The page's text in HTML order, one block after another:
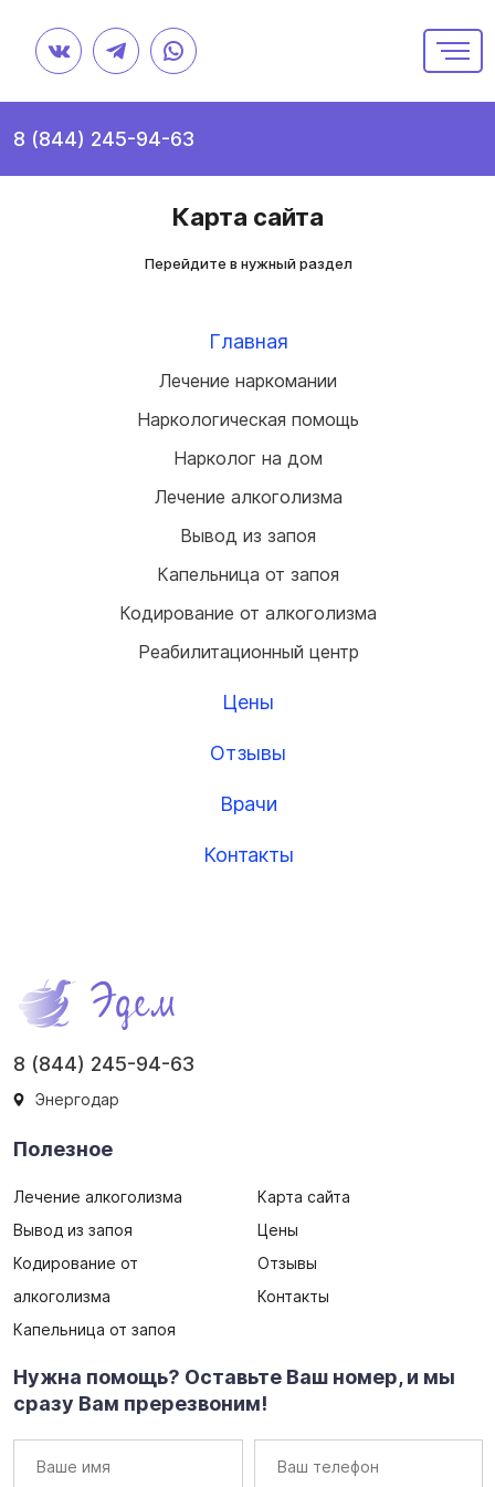
8 (844) 245-94-63
Карта сайта
Перейдите в нужный раздел
Главная
Лечение наркомании
Наркологическая помощь
Нарколог на дом
Лечение алкоголизма
Вывод из запоя
Капельница от запоя
Кодирование от алкоголизма
Реабилитационный центр
Цены
Отзывы
Врачи
Контакты
8 (844) 245-94-63
Энергодар
Полезное
Лечение алкоголизма
Вывод из запоя
Кодирование от
алкоголизма
Капельница от запоя
Карта сайта
Цены
Отзывы
Контакты
Нужна помощь? Оставьте Ваш номер, и мы
сразу Вам пререзвоним!